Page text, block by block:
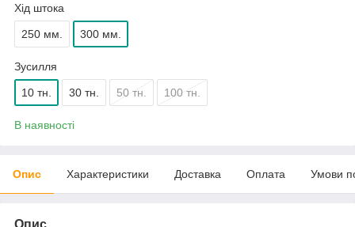
Хід штока
250 мм. 300 мм.
Зусилля
10 тн. 30 тн. 50 тн. 100 тн.
В наявності
Опис Характеристики Доставка Оплата Умови
Опис